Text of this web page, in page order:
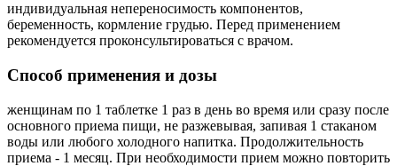
индивидуальная непереносимость компонентов,
беременность, кормление грудью. Перед применением
рекомендуется проконсультироваться с врачом.
Способ применения и дозы
женщинам по 1 таблетке 1 раз в день во время или сразу после
основного приема пищи, не разжевывая, запивая 1 стаканом
воды или любого холодного напитка. Продолжительность
приема - 1 месяц. При необходимости прием можно повторить